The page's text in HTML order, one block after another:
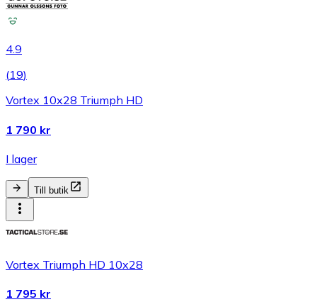
4.9
(19)
Vortex 10x28 Triumph HD
1 790 kr
I lager
Till butik
Vortex Triumph HD 10x28
1 795 kr